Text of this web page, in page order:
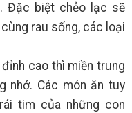
Đặc biệt chẻo lạc sẽ
rau sống, các loại
cao thì miền trung
nhớ. Các món ăn tuy
tim của những con